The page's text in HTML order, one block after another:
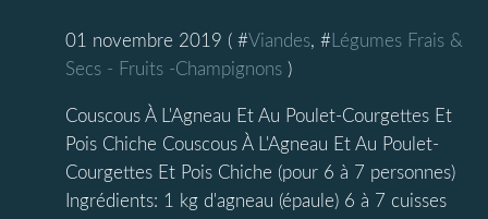
01 novembre 2019 ( #Viandes, # Légumes Frais &
Secs - Fruits -Champignons )
Couscous À L'Agneau Et Au Poulet-Courgettes Et
Pois Chiche Couscous À L'Agneau Et Au Poulet-
Courgettes Et Pois Chiche (pour 6 à 7 personnes)
Ingrédients: 1 kg d'agneau (épaule) 6 à 7 cuisses